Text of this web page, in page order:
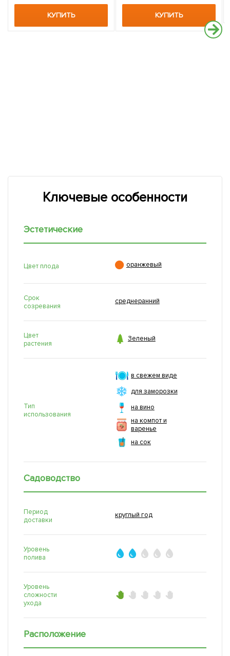
КУПИТЬ КУПИТЬ
Ключевые особенности
Эстетические
Цвет плода  оранжевый
Срок
созревания
среднеранний
Цвет
растения
 Зеленый
Тип
использования
в свежем виде
для заморозки
на вино
на компот и
варенье
на сок
Садоводство
Период
доставки
круглый год
Уровень
полива
Уровень
сложности
ухода
Расположение